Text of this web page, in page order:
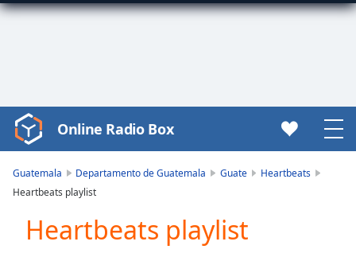
Video
Player
loading.
Video
Online Radio Box
Guatemala Departamento de Guatemala Guate
Heartbeats
Heartbeats playlist
Heartbeats playlist